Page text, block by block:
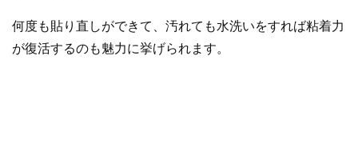
何度も貼り直しができて、汚れても水洗いをすれば粘着力
が復活するのも魅力に挙げられます。